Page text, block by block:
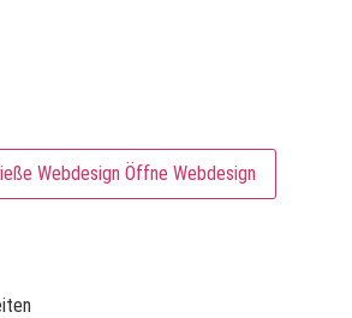
Webdesign Öffne Webdesign